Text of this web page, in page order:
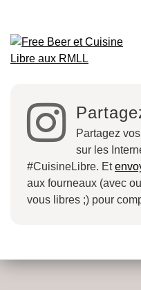
Partagez
sur les
#CuisineLibre. Et
aux fourneaux (avec
vous libres ;) pour